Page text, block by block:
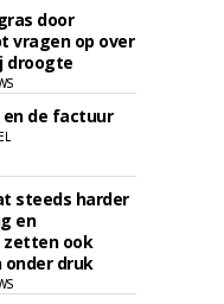
door
vragen op over
droogte
de factuur
steeds harder
en
ook
druk